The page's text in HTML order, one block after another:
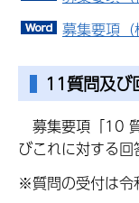
募集要項
11質問及び
募集要項「10
びこれに対する回
※質問の受付は